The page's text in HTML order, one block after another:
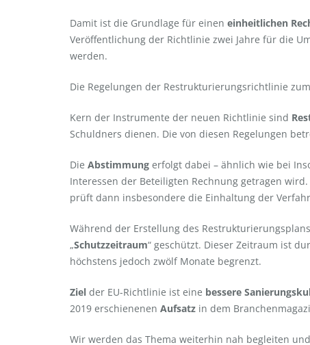
Damit ist die Grundlage für einen einheitlichen
Veröffentlichung der Richtlinie zwei Jahre für die
werden.
Die Regelungen der Restrukturierungsrichtlinie zum
Kern der Instrumente der neuen Richtlinie sind
Schuldners dienen. Die von diesen Regelungen
Die Abstimmung erfolgt dabei – ähnlich wie bei
Interessen der Beteiligten Rechnung getragen
prüft dann insbesondere die Einhaltung der
Während der Erstellung des
„Schutzzeitraum“ geschützt. Dieser Zeitraum ist
höchstens jedoch zwölf Monate begrenzt.
Ziel der EU-Richtlinie ist eine bessere
2019 erschienenen Aufsatz in dem
Wir werden das Thema weiterhin nah begleiten